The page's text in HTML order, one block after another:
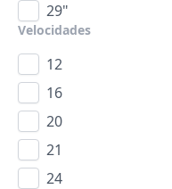
29"
Velocidades
12
16
20
21
24